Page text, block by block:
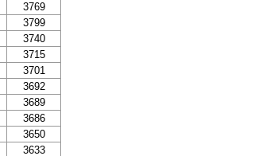
3769
3799
3740
3715
3701
3692
3689
3686
3650
3633